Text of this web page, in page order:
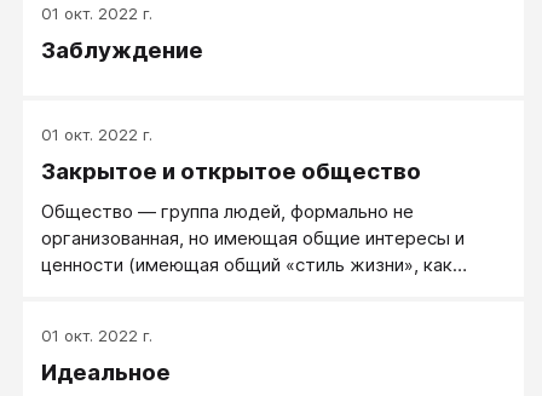
01 окт. 2022 г.
Заблуждение
01 окт. 2022 г.
Закрытое и открытое общество
Общество — группа людей, формально не
организованная, но имеющая общие интересы и
ценности (имеющая общий «стиль жизни», как
основные ценностные ориентации от какого-либо
авторитета (религия, партия, вождь), и где эти
01 окт. 2022 г.
Идеальное